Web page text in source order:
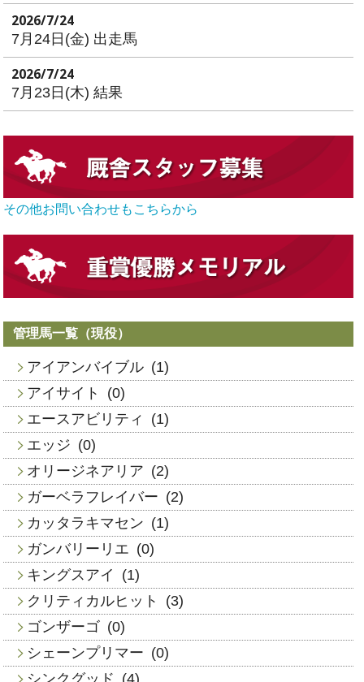
2026/7/24
7月24日(金) 出走馬
2026/7/24
7月23日(木) 結果
その他お問い合わせもこちらから
管理馬一覧（現役）
アイアンバイブル (1)
アイサイト
(0)
エースアビリティ
(1)
エッジ (0)
オリージネアリア (2)
ガーベラフレイバー (2)
カッタラキマセン (1)
ガンバリーリエ (0)
キングスアイ
(1)
クリティカルヒット
(3)
ゴンザーゴ (0)
シェーンプリマー (0)
シンクグッド (4)